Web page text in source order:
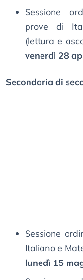
Sessione
prove di
(lettura e
venerdì 28
Secondaria di
Sessione
Italiano e
lunedì 15